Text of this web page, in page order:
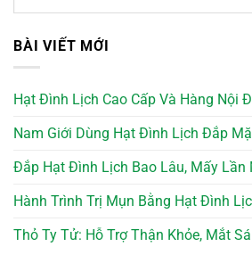
BÀI VIẾT MỚI
Hạt Đình Lịch Cao Cấp Và Hàng Nội
Nam Giới Dùng Hạt Đình Lịch Đắp
Đắp Hạt Đình Lịch Bao Lâu, Mấy Lần
Hành Trình Trị Mụn Bằng Hạt Đình
Thỏ Ty Tử: Hỗ Trợ Thận Khỏe, Mắt